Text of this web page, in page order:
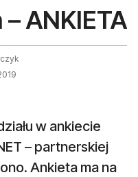
ANKIETA
w ankiecie
– partnerskiej
Ankieta ma na